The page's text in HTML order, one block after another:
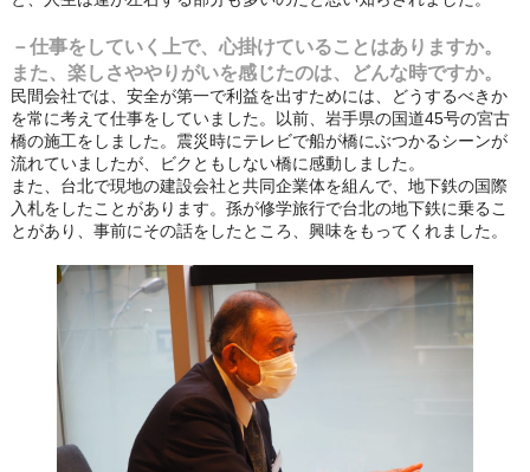
－仕事をしていく上で、心掛けていることはありますか。
また、楽しさややりがいを感じたのは、どんな時ですか。
民間会社では、安全が第一で利益を出すためには、どうするべきか
を常に考えて仕事をしていました。以前、岩手県の国道45号の宮古
橋の施工をしました。震災時にテレビで船が橋にぶつかるシーンが
流れていましたが、ビクともしない橋に感動しました。
また、台北で現地の建設会社と共同企業体を組んで、地下鉄の国際
入札をしたことがあります。孫が修学旅行で台北の地下鉄に乗るこ
とがあり、事前にその話をしたところ、興味をもってくれました。